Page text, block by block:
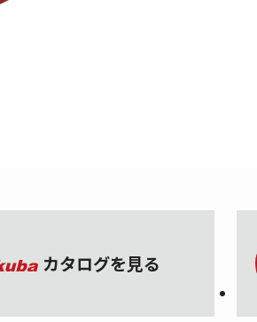
カタログを見る